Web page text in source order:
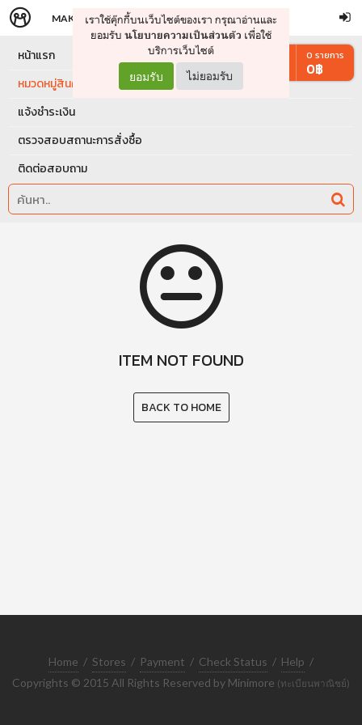
จัดการรถเข็น ดำเนินการต่อ
MAKERS STORE
เราใช้คุ๊กกี้บนเว็บไซต์ของเรา กรุณาอ่านและ
ยอมรับ นโยบายความเป็นส่วนตัว เพื่อใช้
บริการเว็บไซต์
ยอมรับ ไม่ยอมรับ
หน้าแรก
หมวดหมู่สินค้า
แจ้งชำระเงิน
ตรวจสอบสถานะการสั่งซื้อ
ติดต่อสอบถาม
0 รายการ
0฿
ITEM NOT FOUND
BACK TO HOME
Home / Stores / Payment / Check Status / Help /
Copyrights © 2015 All Rights Reserved by Minimore (ทะเบียนพาณิชย์)